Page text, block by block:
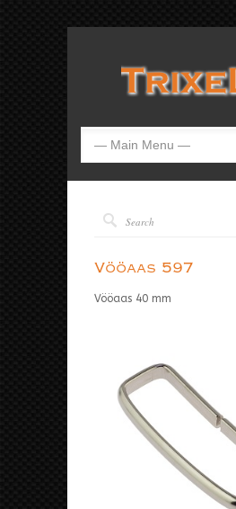
Vööaas 597
Vööaas 40 mm